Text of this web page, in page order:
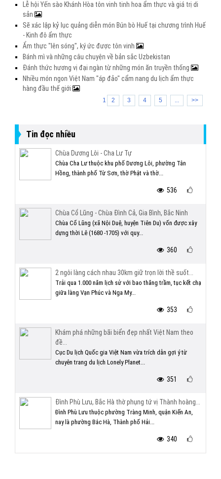
Lễ hội Yến sào Khánh Hòa tôn vinh tinh hoa ẩm thực và giá trị di
sản
Sẽ xác lập kỷ lục quảng diễn món Bún bò Huế tại chương trình Huế
- Kinh đô ẩm thực
Ẩm thực "lên sóng", ký ức được tôn vinh
Bánh mì và những câu chuyện về bản sắc Uzbekistan
Đánh thức hương vị đại ngàn từ những món ăn truyền thống
Nhiều món ngon Việt Nam "áp đảo" cẩm nang du lịch ẩm thực
hàng đầu thế giới
1 2 3 4 5 ... >>
Tin đọc nhiều
Chùa Dương Lôi - Cha Lư Tự
Chùa Cha Lư thuộc khu phố Dương Lôi, phường Tân
Hồng, thành phố Từ Sơn, thờ Phật và thờ...
536
Chùa Cổ Lũng - Chùa Đình Cả, Gia Bình, Bắc Ninh
Chùa Cổ Lũng (xã Nội Duệ, huyện Tiên Du) vốn được xây
dựng thời Lê (1680 -1705) với quy...
360
2 ngôi làng cách nhau 30km giữ trọn lời thề suốt...
Trải qua 1.000 năm lịch sử với bao thăng trầm, tục kết chạ
giữa làng Vạn Phúc và Nga My...
353
Khám phá những bãi biển đẹp nhất Việt Nam theo
đề...
Cục Du lịch Quốc gia Việt Nam vừa trích dẫn gợi ý từ
chuyên trang du lịch Lonely Planet...
351
Đình Phù Lưu, Bắc Hà thờ phụng tứ vị Thành hoàng...
Đình Phù Lưu thuộc phường Tràng Minh, quận Kiến An,
nay là phường Bắc Hà, Thành phố Hải...
340